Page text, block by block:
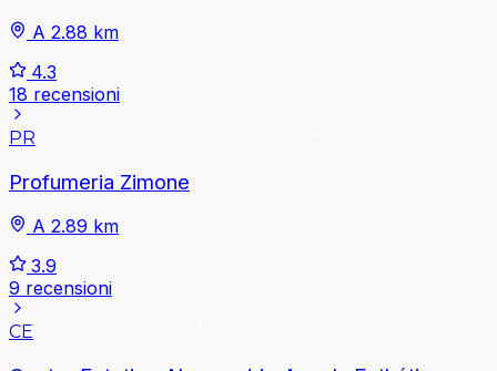
A 2.88 km
4.3
18 recensioni
PR
Profumeria Zimone
A 2.89 km
3.9
9 recensioni
CE